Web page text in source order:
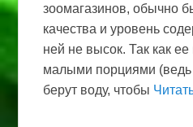
зоомагазинов, обычно
качества и уровень
ней не высок. Так как
малыми порциями (ведь
берут воду, чтобы